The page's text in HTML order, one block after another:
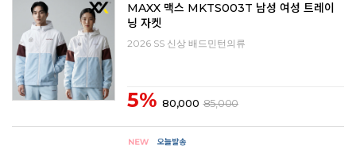
MAXX 맥스 MKTS003T 남성 여성 트레이
닝 자켓
2026 SS 신상 배드민턴의류
5% 80,000 85,000